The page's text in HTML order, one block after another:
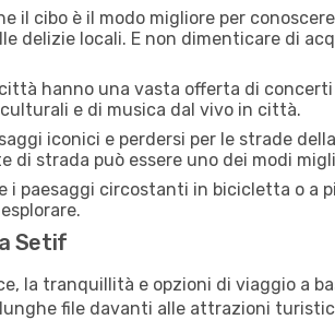
il cibo è il modo migliore per
delizie locali. E non dimenticare di
hanno una vasta offerta di
e di musica dal vivo in città.
iconici e perdersi per le strade
strada può essere uno dei modi
i paesaggi circostanti in bicicletta o a
Setif
la tranquillità e opzioni di viaggio a
file davanti alle attrazioni